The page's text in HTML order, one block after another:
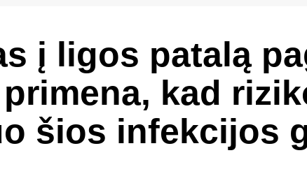
į ligos patalą
kad
šios infekcijos